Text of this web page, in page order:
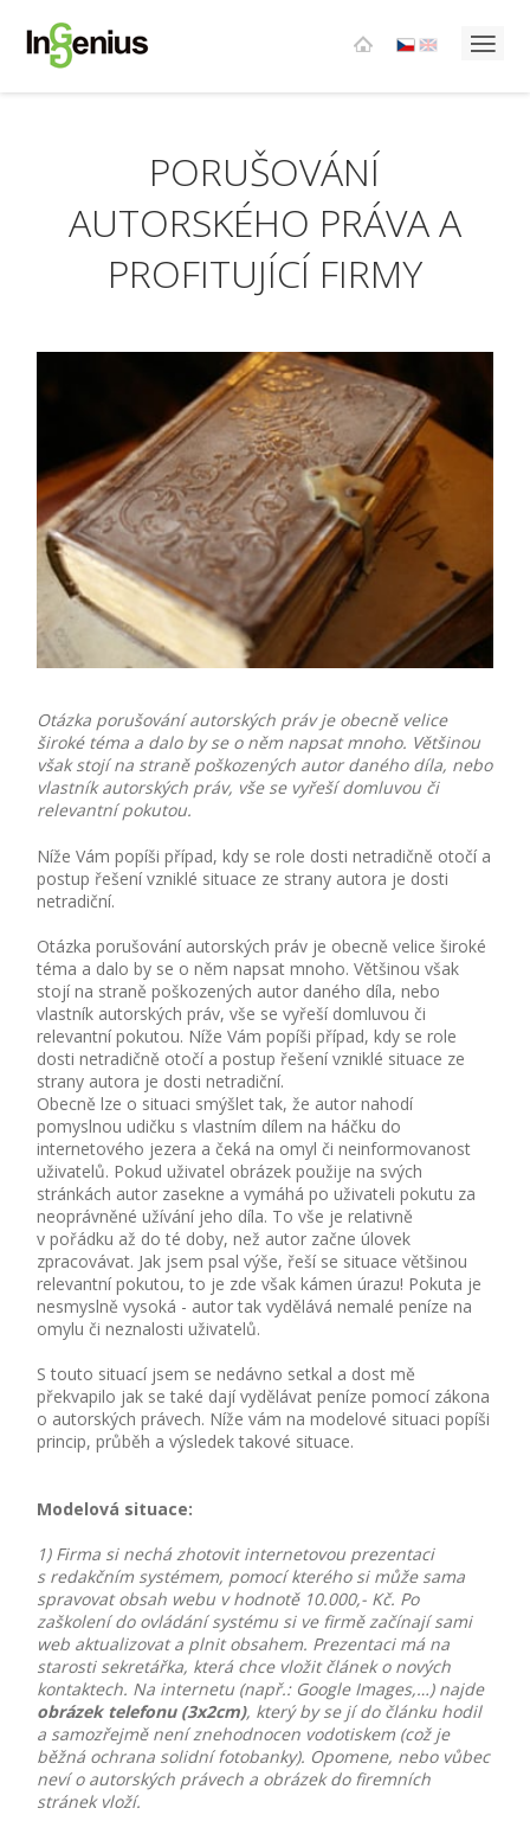
PORUŠOVÁNÍ
AUTORSKÉHO PRÁVA A
PROFITUJÍCÍ FIRMY
Otázka porušování autorských práv je obecně velice
široké téma a dalo by se o něm napsat mnoho. Většinou
však stojí na straně poškozených autor daného díla, nebo
vlastník autorských práv, vše se vyřeší domluvou či
relevantní pokutou.
Níže Vám popíši případ, kdy se role dosti netradičně otočí a
postup řešení vzniklé situace ze strany autora je dosti
netradiční.
Otázka porušování autorských práv je obecně velice široké
téma a dalo by se o něm napsat mnoho. Většinou však
stojí na straně poškozených autor daného díla, nebo
vlastník autorských práv, vše se vyřeší domluvou či
relevantní pokutou. Níže Vám popíši případ, kdy se role
dosti netradičně otočí a postup řešení vzniklé situace ze
strany autora je dosti netradiční.
Obecně lze o situaci smýšlet tak, že autor nahodí
pomyslnou udičku s vlastním dílem na háčku do
internetového jezera a čeká na omyl či neinformovanost
uživatelů. Pokud uživatel obrázek použije na svých
stránkách autor zasekne a vymáhá po uživateli pokutu za
neoprávněné užívání jeho díla. To vše je relativně
v pořádku až do té doby, než autor začne úlovek
zpracovávat. Jak jsem psal výše, řeší se situace většinou
relevantní pokutou, to je zde však kámen úrazu! Pokuta je
nesmyslně vysoká - autor tak vydělává nemalé peníze na
omylu či neznalosti uživatelů.
S touto situací jsem se nedávno setkal a dost mě
překvapilo jak se také dají vydělávat peníze pomocí zákona
o autorských právech. Níže vám na modelové situaci popíši
princip, průběh a výsledek takové situace.
Modelová situace:
1) Firma si nechá zhotovit internetovou prezentaci
s redakčním systémem, pomocí kterého si může sama
spravovat obsah webu v hodnotě 10.000,- Kč. Po
zaškolení do ovládání systému si ve firmě začínají sami
web aktualizovat a plnit obsahem. Prezentaci má na
starosti sekretářka, která chce vložit článek o nových
kontaktech. Na internetu (např.: Google Images,…) najde
obrázek telefonu (3x2cm), který by se jí do článku hodil
a samozřejmě není znehodnocen vodotiskem (což je
běžná ochrana solidní fotobanky). Opomene, nebo vůbec
neví o autorských právech a obrázek do firemních
stránek vloží.